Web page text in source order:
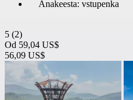
Anakeesta: vstupenka
5 (2)
Od 59,04 US$
56,09 US$